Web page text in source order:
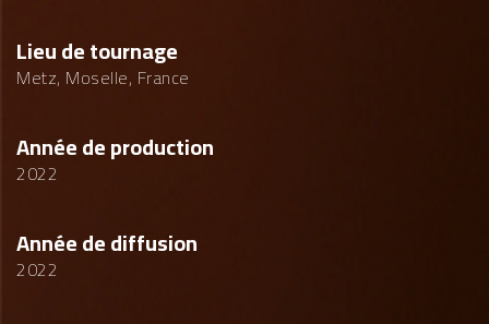
Lieu de tournage
Metz, Moselle, France
Année de production
2022
Année de diffusion
2022